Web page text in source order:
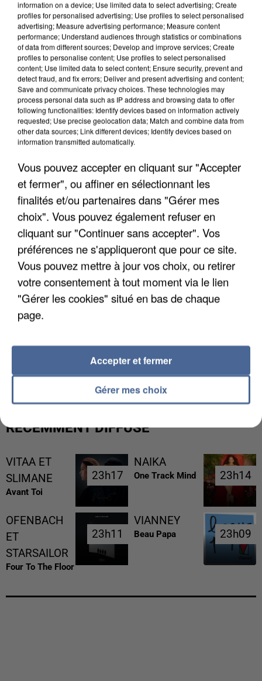
APRÈS TOUTES CES CANICULES, LES REFUGES
DE FAUNE SAUVAGE SONT...
L’UN DES FONDATEURS SUPPOSÉS DE LA DZ
MAFIA INTERPELLÉ EN ALGÉRIE
RÉCEMMENT DIFFUSÉ
VITAA ET
SLIMANE
Avant Toi
23h17
23h17
NAIKA
One Track Mind 23h14
23h14
OFENBACH
ET
STARSAILOR
Four To The Floor
23h11
23h11
VIANNEY
Beau Papa 23h09
23h09
information on a device; Use limited data to select advertising; Create
profiles for personalised advertising; Use profiles to select personalised
advertising; Measure advertising performance; Measure content
performance; Understand audiences through statistics or combinations
of data from different sources; Develop and improve services; Create
profiles to personalise content; Use profiles to select personalised
content; Use limited data to select content; Ensure security, prevent and
detect fraud, and fix errors; Deliver and present advertising and content;
Save and communicate privacy choices. These technologies may
process personal data such as IP address and browsing data to offer
following functionalities: Identify devices based on information actively
requested; Use precise geolocation data; Match and combine data from
other data sources; Link different devices; Identify devices based on
information transmitted automatically.
Vous pouvez accepter en cliquant sur "Accepter
et fermer", ou affiner en sélectionnant les
finalités et/ou partenaires dans "Gérer mes
choix". Vous pouvez également refuser en
cliquant sur "Continuer sans accepter". Vos
préférences ne s'appliqueront que pour ce site.
Vous pouvez mettre à jour vos choix, ou retirer
votre consentement à tout moment via le lien
"Gérer les cookies" situé en bas de chaque
page.
Gérer mes choix
Accepter et fermer